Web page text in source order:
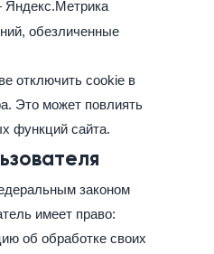
обезличенные
отключить cookie в
Это может повлиять
функций сайта.
законом
имеет право:
об обработке своих